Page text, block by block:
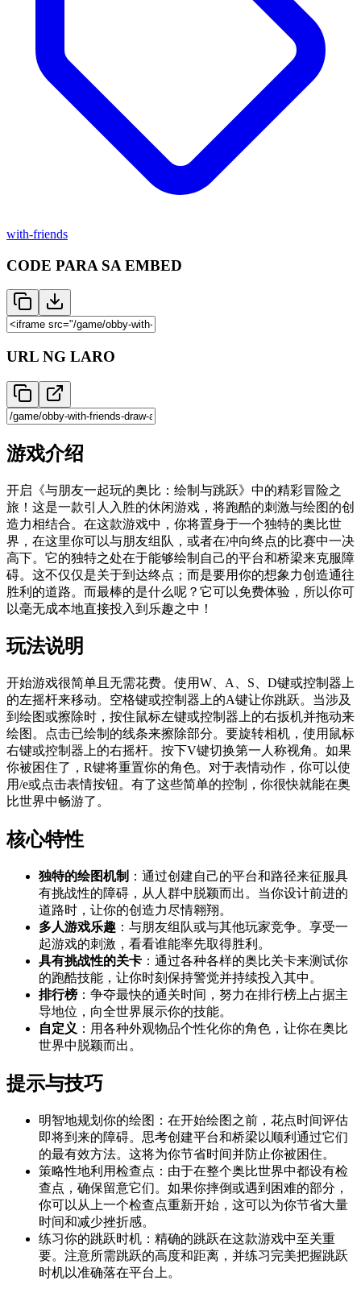
with-friends
CODE PARA SA EMBED
URL NG LARO
游戏介绍
开启《与朋友一起玩的奥比：绘制与跳跃》中的精彩冒险之
旅！这是一款引人入胜的休闲游戏，将跑酷的刺激与绘图的创
造力相结合。在这款游戏中，你将置身于一个独特的奥比世
界，在这里你可以与朋友组队，或者在冲向终点的比赛中一决
高下。它的独特之处在于能够绘制自己的平台和桥梁来克服障
碍。这不仅仅是关于到达终点；而是要用你的想象力创造通往
胜利的道路。而最棒的是什么呢？它可以免费体验，所以你可
以毫无成本地直接投入到乐趣之中！
玩法说明
开始游戏很简单且无需花费。使用W、A、S、D键或控制器上
的左摇杆来移动。空格键或控制器上的A键让你跳跃。当涉及
到绘图或擦除时，按住鼠标左键或控制器上的右扳机并拖动来
绘图。点击已绘制的线条来擦除部分。要旋转相机，使用鼠标
右键或控制器上的右摇杆。按下V键切换第一人称视角。如果
你被困住了，R键将重置你的角色。对于表情动作，你可以使
用/e或点击表情按钮。有了这些简单的控制，你很快就能在奥
比世界中畅游了。
核心特性
独特的绘图机制 ：通过创建自己的平台和路径来征服具
有挑战性的障碍，从人群中脱颖而出。当你设计前进的
道路时，让你的创造力尽情翱翔。
多人游戏乐趣 ：与朋友组队或与其他玩家竞争。享受一
起游戏的刺激，看看谁能率先取得胜利。
具有挑战性的关卡 ：通过各种各样的奥比关卡来测试你
的跑酷技能，让你时刻保持警觉并持续投入其中。
排行榜 ：争夺最快的通关时间，努力在排行榜上占据主
导地位，向全世界展示你的技能。
自定义 ：用各种外观物品个性化你的角色，让你在奥比
世界中脱颖而出。
提示与技巧
明智地规划你的绘图：在开始绘图之前，花点时间评估
即将到来的障碍。思考创建平台和桥梁以顺利通过它们
的最有效方法。这将为你节省时间并防止你被困住。
策略性地利用检查点：由于在整个奥比世界中都设有检
查点，确保留意它们。如果你摔倒或遇到困难的部分，
你可以从上一个检查点重新开始，这可以为你节省大量
时间和减少挫折感。
练习你的跳跃时机：精确的跳跃在这款游戏中至关重
要。注意所需跳跃的高度和距离，并练习完美把握跳跃
时机以准确落在平台上。